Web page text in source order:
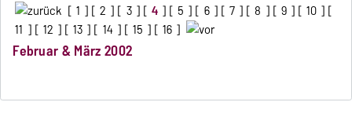
[ 1 ] [ 2 ] [ 3 ] [ 4 ] [ 5 ] [ 6 ] [ 7 ] [ 8 ] [ 9 ] [ 10 ] [
11 ] [ 12 ] [ 13 ] [ 14 ] [ 15 ] [ 16 ]
Februar & März 2002